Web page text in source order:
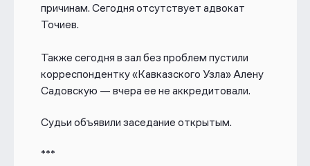
причинам. Сегодня отсутствует адвокат
Точиев.
Также сегодня в зал без проблем пустили
корреспондентку «Кавказского Узла» Алену
Садовскую — вчера ее не аккредитовали.
Судьи объявили заседание открытым.
***